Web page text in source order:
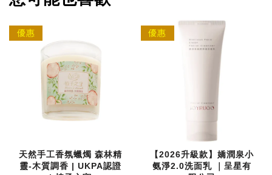
優惠
天然手工香氛蠟燭 森林精
靈-木質調香 | UKPA認證
優惠
【2026升級款】嬌潤泉小
氨淨2.0洗面乳 ｜呈星有